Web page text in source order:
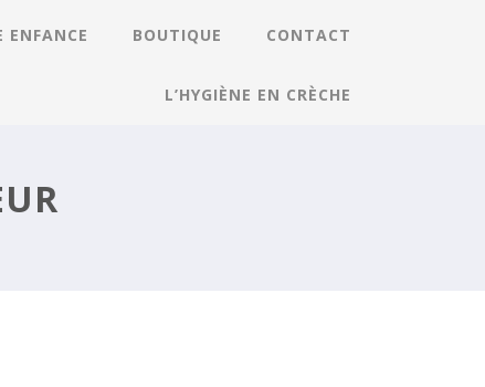
ENFANCE BOUTIQUE CONTACT
L’HYGIÈNE EN CRÈCHE